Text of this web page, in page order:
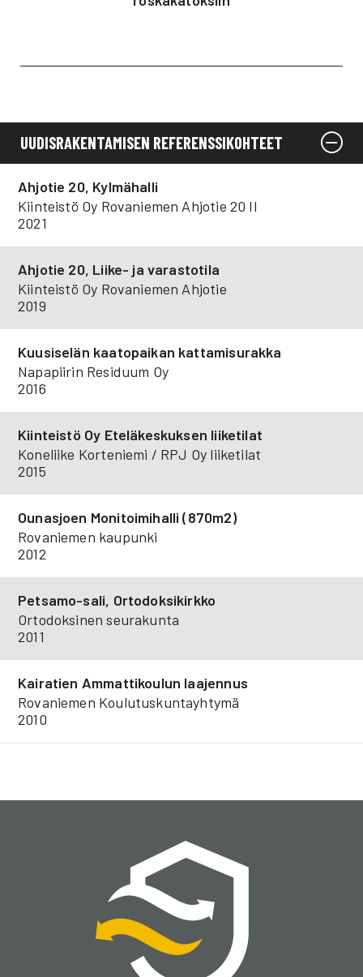
UUDISRAKENTAMISEN REFERENSSIKOHTEET
Ahjotie 20, Kylmähalli
Kiinteistö Oy Rovaniemen Ahjotie 20 II
2021
Ahjotie 20, Liike- ja varastotila
Kiinteistö Oy Rovaniemen Ahjotie
2019
Kuusiselän kaatopaikan kattamisurakka
Napapiirin Residuum Oy
2016
Kiinteistö Oy Eteläkeskuksen liiketilat
Koneliike Korteniemi / RPJ Oy liiketilat
2015
Ounasjoen Monitoimihalli (870m2)
Rovaniemen kaupunki
2012
Petsamo-sali, Ortodoksikirkko
Ortodoksinen seurakunta
2011
Kairatien Ammattikoulun laajennus
Rovaniemen Koulutuskuntayhtymä
2010